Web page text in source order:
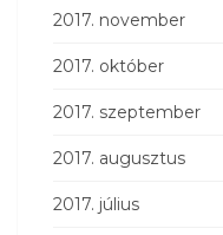
2017. november
2017. október
2017. szeptember
2017. augusztus
2017. július